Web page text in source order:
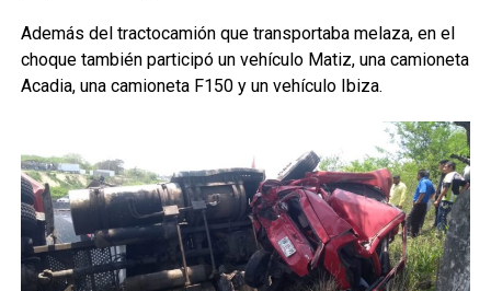
Además del tractocamión que transportaba melaza, en el
choque también participó un vehículo Matiz, una camioneta
Acadia, una camioneta F150 y un vehículo Ibiza.